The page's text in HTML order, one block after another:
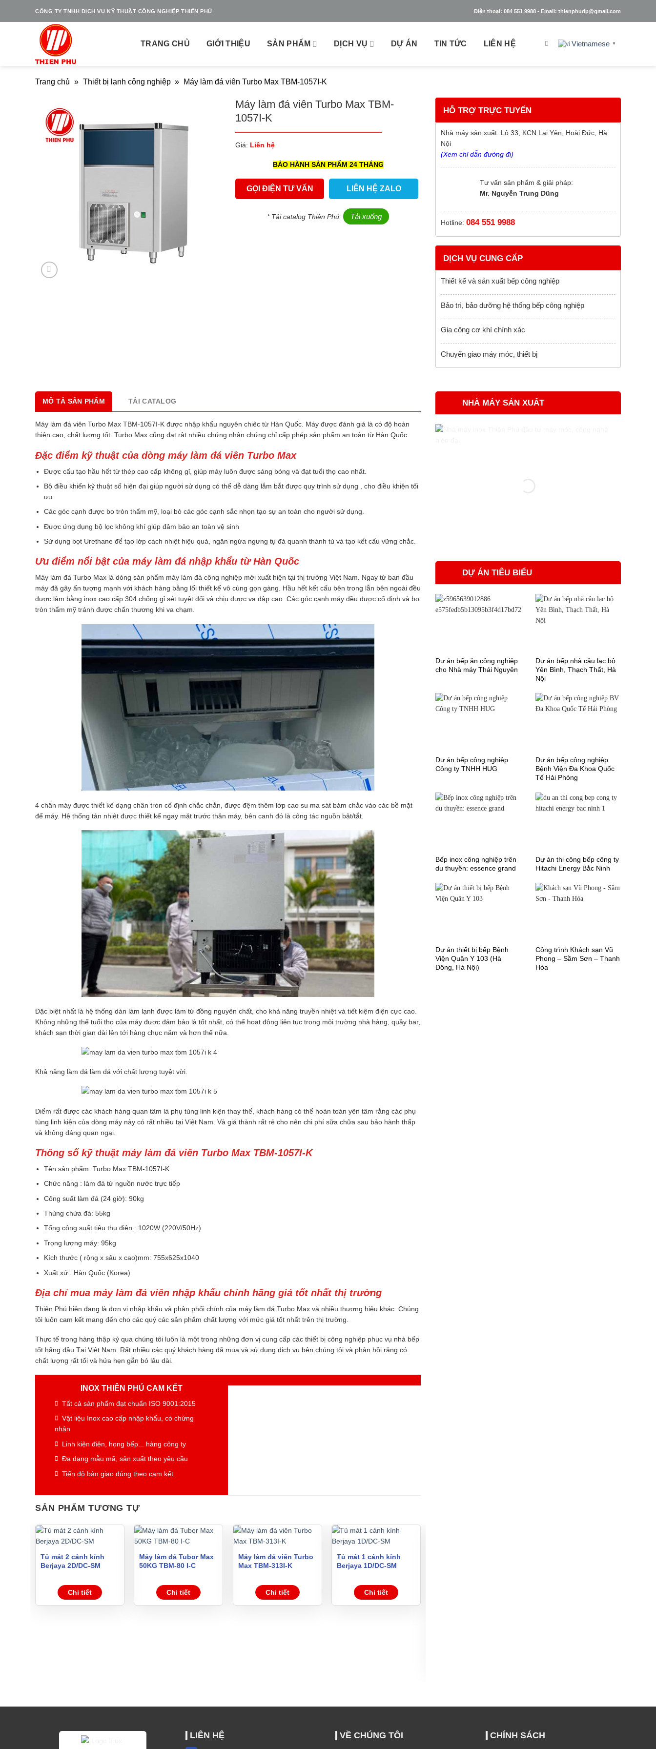
CÔNG TY TNHH DỊCH VỤ KỸ THUẬT CÔNG NGHIỆP THIÊN PHÚ Điện thoại: 084 551 9988 - Email: thienphudp@gmail.com
TRANG CHỦ GIỚI THIỆU SẢN PHẨM DỊCH VỤ DỰ ÁN TIN TỨC LIÊN HỆ Vietnamese ▼
Trang chủ » Thiết bị lạnh công nghiệp » Máy làm đá viên Turbo Max TBM-1057I-K
Máy làm đá viên Turbo Max TBM-
1057I-K
Giá: Liên hệ
BẢO HÀNH SẢN PHẨM 24 THÁNG
GỌI ĐIỆN TƯ VẤN LIÊN HỆ ZALO
* Tải catalog Thiên Phú: Tải xuống
HỖ TRỢ TRỰC TUYẾN
Nhà máy sản xuất: Lô 33, KCN Lại Yên, Hoài Đức, Hà
Nội
(Xem chỉ dẫn đường đi)
Tư vấn sản phẩm & giải pháp:
Mr. Nguyễn Trung Dũng
Hotline: 084 551 9988
DỊCH VỤ CUNG CẤP
Thiết kế và sản xuất bếp công nghiệp
Bảo trì, bảo dưỡng hệ thống bếp công nghiệp
Gia công cơ khí chính xác
Chuyển giao máy móc, thiết bị
MÔ TẢ SẢN PHẨM TẢI CATALOG
Máy làm đá viên Turbo Max TBM-1057I-K được nhập khẩu nguyên chiêc từ Hàn Quốc. Máy được đánh giá là có độ hoàn
thiện cao, chất lượng tốt. Turbo Max cũng đạt rât nhiều chứng nhận chứng chỉ cấp phép sản phẩm an toàn từ Hàn Quốc.
Đặc điểm kỹ thuật của dòng máy làm đá viên Turbo Max
Được cấu tạo hầu hết từ thép cao cấp không gỉ, giúp máy luôn được sáng bóng và đạt tuổi thọ cao nhất.
Bộ điều khiển kỹ thuật số hiện đại giúp người sử dụng có thể dễ dàng lắm bắt được quy trình sử dụng , cho điều khiện tối
ưu.
Các góc cạnh được bo tròn thẩm mỹ, loại bỏ các góc cạnh sắc nhọn tạo sự an toàn cho người sử dụng.
Được ứng dụng bộ lọc không khí giúp đảm bảo an toàn vệ sinh
Sử dụng bọt Urethane để tạo lớp cách nhiệt hiệu quả, ngăn ngừa ngưng tụ đá quanh thành tủ và tạo kết cấu vững chắc.
Ưu điểm nổi bật của máy làm đá nhập khẩu từ Hàn Quốc
Máy làm đá Turbo Max là dòng sản phẩm máy làm đá công nghiệp mới xuất hiện tại thị trường Việt Nam. Ngay từ ban đầu
máy đã gây ấn tượng mạnh với khách hàng bằng lối thiết kế vô cùng gọn gàng. Hầu hết kết cấu bên trong lẫn bên ngoài đều
được làm bằng inox cao cấp 304 chống gỉ sét tuyệt đối và chịu được va đập cao. Các góc cạnh máy đều được cố định và bo
tròn thẩm mỹ tránh được chấn thương khi va chạm.
4 chân máy được thiết kế dạng chân tròn cố định chắc chắn, được đệm thêm lớp cao su ma sát bám chắc vào các bề mặt
để máy. Hệ thống tản nhiệt được thiết kế ngay mặt trước thân máy, bên canh đó là công tác nguồn bật/tắt.
Đặc biệt nhất là hệ thống dàn làm lạnh được làm từ đồng nguyên chất, cho khả năng truyền nhiệt và tiết kiệm điện cực cao.
Không những thế tuổi thọ của máy được đảm bảo là tốt nhất, có thể hoạt động liên tục trong môi trường nhà hàng, quầy bar,
khách sạn thời gian dài lên tới hàng chục năm và hơn thế nữa.
Khả năng làm đá làm đá với chất lượng tuyệt vời.
Điểm rất được các khách hàng quan tâm là phụ tùng linh kiện thay thế, khách hàng có thể hoàn toàn yên tâm rằng các phụ
tùng linh kiện của dòng máy này có rất nhiều tại Việt Nam. Và giá thành rất rẻ cho nên chi phí sữa chữa sau bảo hành thấp
và không đáng quan ngại.
Thông số kỹ thuật máy làm đá viên Turbo Max TBM-1057I-K
Tên sản phẩm: Turbo Max TBM-1057I-K
Chức năng : làm đá từ nguồn nước trực tiếp
Công suất làm đá (24 giờ): 90kg
Thùng chứa đá: 55kg
Tổng công suất tiêu thụ điện : 1020W (220V/50Hz)
Trọng lượng máy: 95kg
Kích thước ( rộng x sâu x cao)mm: 755x625x1040
Xuất xứ : Hàn Quốc (Korea)
Địa chỉ mua máy làm đá viên nhập khẩu chính hãng giá tốt nhất thị trường
Thiên Phú hiện đang là đơn vị nhập khẩu và phân phối chính của máy làm đá Turbo Max và nhiều thương hiệu khác .Chúng
tôi luôn cam kết mang đến cho các quý các sản phẩm chất lượng với mức giá tốt nhất trên thị trường.
Thực tế trong hàng thập kỷ qua chúng tôi luôn là một trong những đơn vị cung cấp các thiết bị công nghiệp phục vụ nhà bếp
tốt hãng đầu Tại Việt Nam. Rất nhiều các quý khách hàng đã mua và sử dụng dịch vụ bên chúng tôi và phản hồi răng có
chất lượng rất tối và hứa hẹn gắn bó lâu dài.
INOX THIÊN PHÚ CAM KẾT
Tất cả sản phẩm đạt chuẩn ISO 9001:2015
Vật liệu Inox cao cấp nhập khẩu, có chứng
nhận
Linh kiện điện, họng bếp... hàng công ty
Đa dạng mẫu mã, sản xuất theo yêu cầu
Tiến độ bàn giao đúng theo cam kết
SẢN PHẨM TƯƠNG TỰ
Tủ mát 2 cánh kính
Berjaya 2D/DC-SM
Chi tiết
Máy làm đá Tubor Max
50KG TBM-80 I-C
Chi tiết
Máy làm đá viên Turbo
Max TBM-313I-K
Chi tiết
Tủ mát 1 cánh kính
Berjaya 1D/DC-SM
Chi tiết
NHÀ MÁY SẢN XUẤT
DỰ ÁN TIÊU BIỂU
Dự án bếp ăn công nghiệp
cho Nhà máy Thái Nguyên
Dự án bếp nhà câu lạc bộ
Yên Bình, Thạch Thất, Hà
Nội
Dự án bếp công nghiệp
Công ty TNHH HUG
Dự án bếp công nghiệp
Bệnh Viện Đa Khoa Quốc
Tế Hải Phòng
Bếp inox công nghiệp trên
du thuyền: essence grand
Dự án thi công bếp công ty
Hitachi Energy Bắc Ninh
Dự án thiết bị bếp Bệnh
Viện Quân Y 103 (Hà
Đông, Hà Nội)
Công trình Khách sạn Vũ
Phong – Sầm Sơn – Thanh
Hóa
LIÊN HỆ VỀ CHÚNG TÔI CHÍNH SÁCH